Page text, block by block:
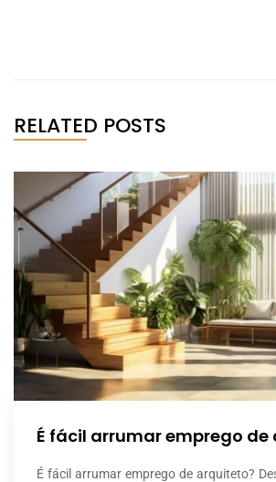
RELATED POSTS
É fácil arrumar emprego
É fácil arrumar emprego de arquiteto?